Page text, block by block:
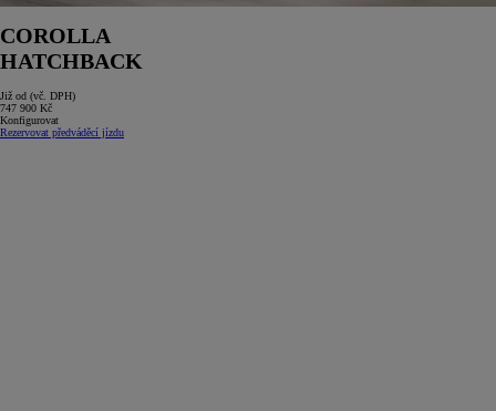
COROLLA
HATCHBACK
Již od (vč. DPH)
747 900 Kč
Konfigurovat
Rezervovat předváděcí jízdu